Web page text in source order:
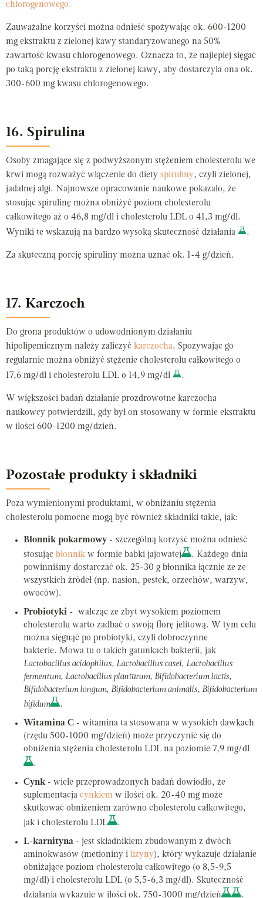
chlorogenowego.
Zauważalne korzyści można odnieść spożywając ok. 600-1200
mg ekstraktu z zielonej kawy standaryzowanego na 50%
zawartość kwasu chlorogenowego. Oznacza to, że najlepiej sięgać
po taką porcję ekstraktu z zielonej kawy, aby dostarczyła ona ok.
300-600 mg kwasu chlorogenowego.
16. Spirulina
Osoby zmagające się z podwyższonym stężeniem cholesterolu we
krwi mogą rozważyć włączenie do diety spiruliny, czyli zielonej,
jadalnej algi. Najnowsze opracowanie naukowe pokazało, że
stosując spirulinę można obniżyć poziom cholesterolu
całkowitego aż o 46,8 mg/dl i cholesterolu LDL o 41,3 mg/dl.
Wyniki te wskazują na bardzo wysoką skuteczność działania
.
Za skuteczną porcję spiruliny można uznać ok. 1-4 g/dzień.
17. Karczoch
Do grona produktów o udowodnionym działaniu
hipolipemicznym należy zaliczyć karczocha. Spożywając go
regularnie można obniżyć stężenie cholesterolu całkowitego o
17,6 mg/dl i cholesterolu LDL o 14,9 mg/dl
.
W większości badań działanie prozdrowotne karczocha
naukowcy potwierdzili, gdy był on stosowany w formie ekstraktu
w ilości 600-1200 mg/dzień.
Pozostałe produkty i składniki
Poza wymienionymi produktami, w obniżaniu stężenia
cholesterolu pomocne mogą być również składniki takie, jak:
Błonnik pokarmowy- szczególną korzyść można odnieść
stosując błonnik w formie babki jajowatej
. Każdego dnia
powinniśmy dostarczać ok. 25-30 g błonnika łącznie ze ze
wszystkich źródeł (np. nasion, pestek, orzechów, warzyw,
owoców).
Probiotyki - walcząc ze zbyt wysokiem poziomem
cholesterolu warto zadbać o swoją florę jelitową. W tym celu
można sięgnąć po probiotyki, czyli dobroczynne
bakterie. Mowa tu o takich gatunkach bakterii, jak
Lactobacillus acidophilus, Lactobacillus casei, Lactobacillus
fermentum, Lactobacillus plantarum, Bifidobacterium lactis,
Bifidobacterium longum, Bifidobacterium animalis, Bifidobacterium
bifidum
.
Witamina C - witamina ta stosowana w wysokich dawkach
(rzędu 500-1000 mg/dzień) może przyczynić się do
obniżenia stężenia cholesterolu LDL na poziomie 7,9 mg/dl
.
Cynk - wiele przeprowadzonych badań dowiodło, że
suplementacja cynkiem w ilości ok. 20-40 mg może
skutkować obniżeniem zarówno cholesterolu całkowitego,
jak i cholesterolu LDL
.
L-karnityna - jest składnikiem zbudowanym z dwóch
aminokwasów (metioniny i lizyny), który wykazuje działanie
obniżające poziom cholesterolu całkowitego (o 8,5-9,5
mg/dl) i cholesterolu LDL (o 5,5-6,3 mg/dl). Skuteczność
działania wykazuje w ilości ok. 750-3000 mg/dzień
.